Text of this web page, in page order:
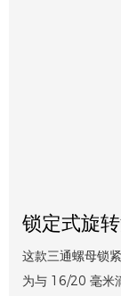
锁定式旋
这款三通螺母锁
为与 16/20 毫米